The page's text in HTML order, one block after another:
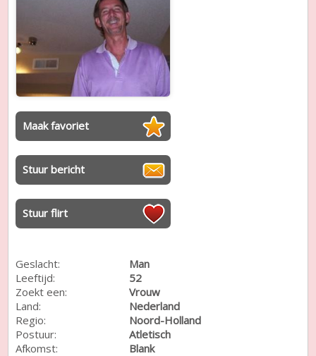
Maak favoriet
Stuur bericht
Stuur flirt
Geslacht:
Man
Leeftijd:
52
Zoekt een:
Vrouw
Land:
Nederland
Regio:
Noord-Holland
Postuur:
Atletisch
Afkomst:
Blank